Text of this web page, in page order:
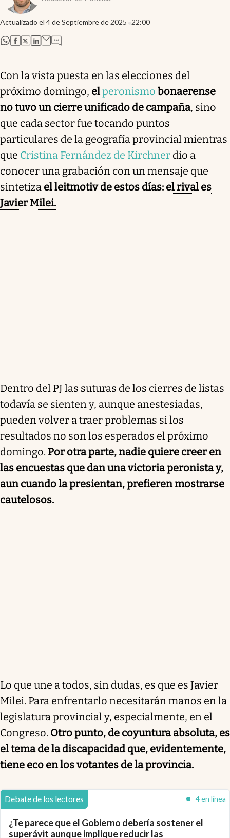
Actualizado el 4 de Septiembre de 2025 22:00
abre en nueva pestaña
abre en nueva pestaña
abre en nueva pestaña
abre en nueva pestaña
Con la vista puesta en las elecciones del
próximo domingo, elperonismo bonaerense
no tuvo un cierre unificado de campaña, sino
que cada sector fue tocando puntos
particulares de la geografía provincial mientras
que Cristina Fernández de Kirchner dio a
conocer una grabación con un mensaje que
sintetiza el leitmotiv de estos días: el rival es
Javier Milei.
Dentro del PJ las suturas de los cierres de listas
todavía se sienten y, aunque anestesiadas,
pueden volver a traer problemas si los
resultados no son los esperados el próximo
domingo. Por otra parte, nadie quiere creer en
las encuestas que dan una victoria peronista y,
aun cuando la presientan, prefieren mostrarse
cautelosos.
Lo que une a todos, sin dudas, es que es Javier
Milei. Para enfrentarlo necesitarán manos en la
legislatura provincial y, especialmente, en el
Congreso. Otro punto, de coyuntura absoluta, es
el tema de la discapacidad que, evidentemente,
tiene eco en los votantes de la provincia.
Debate de los lectores 4 en línea
¿Te parece que el Gobierno debería sostener el
superávit aunque implique reducir las